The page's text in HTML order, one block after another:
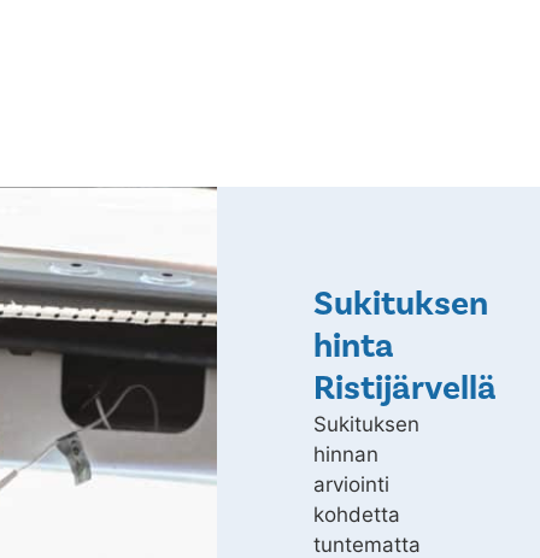
Sukituksen
hinta
Ristijärvellä
Sukituksen
hinnan
arviointi
kohdetta
tuntematta